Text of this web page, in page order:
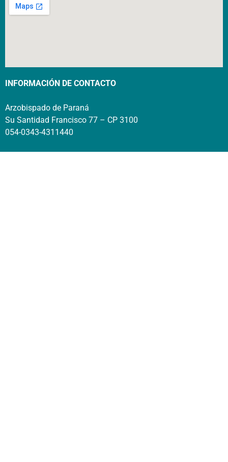
INFORMACIÓN DE CONTACTO
Arzobispado de Paraná
Su Santidad Francisco 77 – CP 3100
054-0343-4311440